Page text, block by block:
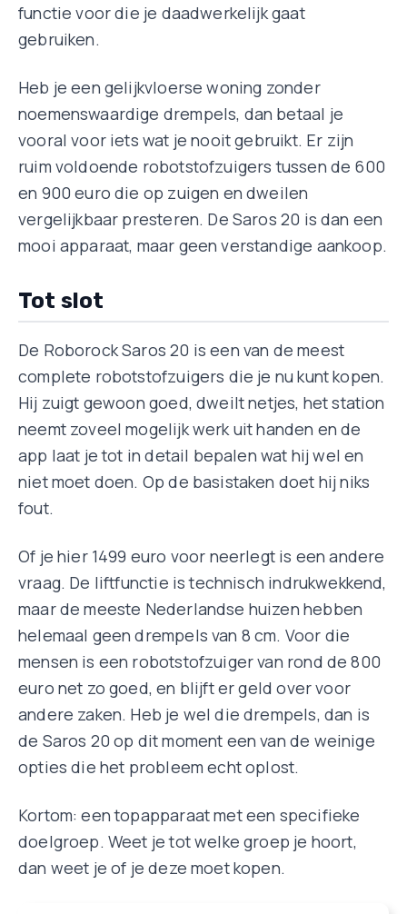
functie voor die je daadwerkelijk gaat
gebruiken.
Heb je een gelijkvloerse woning zonder
noemenswaardige drempels, dan betaal je
vooral voor iets wat je nooit gebruikt. Er zijn
ruim voldoende robotstofzuigers tussen de 600
en 900 euro die op zuigen en dweilen
vergelijkbaar presteren. De Saros 20 is dan een
mooi apparaat, maar geen verstandige aankoop.
Tot slot
De Roborock Saros 20 is een van de meest
complete robotstofzuigers die je nu kunt kopen.
Hij zuigt gewoon goed, dweilt netjes, het station
neemt zoveel mogelijk werk uit handen en de
app laat je tot in detail bepalen wat hij wel en
niet moet doen. Op de basistaken doet hij niks
fout.
Of je hier 1499 euro voor neerlegt is een andere
vraag. De liftfunctie is technisch indrukwekkend,
maar de meeste Nederlandse huizen hebben
helemaal geen drempels van 8 cm. Voor die
mensen is een robotstofzuiger van rond de 800
euro net zo goed, en blijft er geld over voor
andere zaken. Heb je wel die drempels, dan is
de Saros 20 op dit moment een van de weinige
opties die het probleem echt oplost.
Kortom: een topapparaat met een specifieke
doelgroep. Weet je tot welke groep je hoort,
dan weet je of je deze moet kopen.